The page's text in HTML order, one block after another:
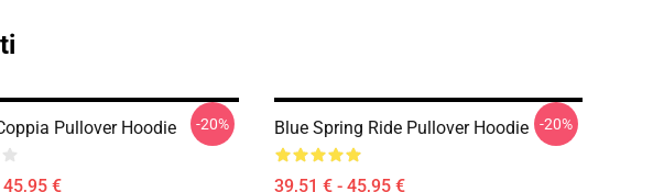
Pullover Hoodie
€
-20% Blue Spring Ride Pullover Hoodie
39,51 € - 45,95 €
-20%